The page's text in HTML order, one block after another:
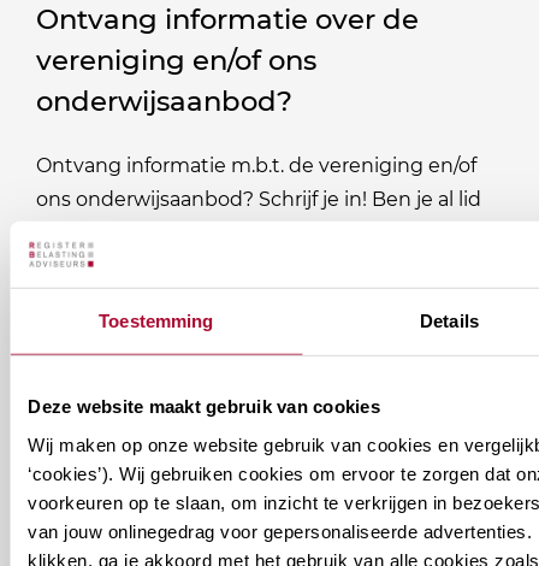
Toestemming Details
Deze website maakt gebruik van cookies
Wij maken op onze website gebruik van cookies en
‘cookies’). Wij gebruiken cookies om ervoor te zorgen dat
voorkeuren op te slaan, om inzicht te verkrijgen in
van jouw onlinegedrag voor gepersonaliseerde advertenties.
klikken, ga je akkoord met het gebruik van alle cookies
Ontvang informatie over de
vereniging en/of ons
onderwijsaanbod?
Ontvang informatie m.b.t. de vereniging en/of
ons onderwijsaanbod? Schrijf je in! Ben je al lid
aan welke nieuwsbrieven je wil ontvangen.
E-mailadres*
naam@bedrijf.nl
zou
je
willen
ontvangen?
Permanente Educatie nieuwsbrief
Verenigingsnieuws